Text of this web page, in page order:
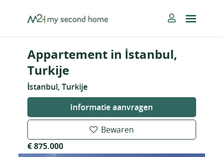
MySecondHome
Appartement in İstanbul,
Turkije
İstanbul, Turkije
Informatie aanvragen
Bewaren
€ 875.000